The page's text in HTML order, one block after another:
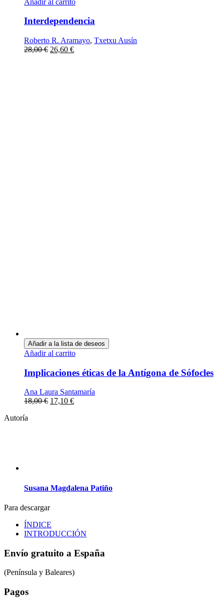
Interdependencia
Roberto R. Aramayo, Txetxu Ausín
28,00€ 26,60 €
Añadir a la lista de deseos
Añadir al carrito
Implicaciones éticas de la Antígona de Sófocles
Ana Laura Santamaría
18,00€ 17,10 €
Autoría
Susana Magdalena Patiño
Para descargar
ÍNDICE
INTRODUCCIÓN
Envío gratuito a España
(Península y Baleares)
Pagos